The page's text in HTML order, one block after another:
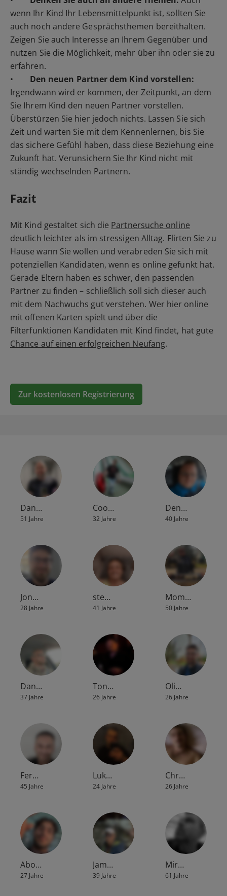
wenn Ihr Kind Ihr Lebensmittelpunkt ist, sollten Sie
auch noch andere Gesprächsthemen bereithalten.
Zeigen Sie auch Interesse an Ihrem Gegenüber und
nutzen Sie die Möglichkeit, mehr über ihn oder sie zu
erfahren.
• Den neuen Partner dem Kind vorstellen:
Irgendwann wird er kommen, der Zeitpunkt, an dem
Sie Ihrem Kind den neuen Partner vorstellen.
Überstürzen Sie hier jedoch nichts. Lassen Sie sich
Zeit und warten Sie mit dem Kennenlernen, bis Sie
das sichere Gefühl haben, dass diese Beziehung eine
Zukunft hat. Verunsichern Sie Ihr Kind nicht mit
ständig wechselnden Partnern.
Fazit
Mit Kind gestaltet sich die Partnersuche online
deutlich leichter als im stressigen Alltag. Flirten Sie zu
Hause wann Sie wollen und verabreden Sie sich mit
potenziellen Kandidaten, wenn es online gefunkt hat.
Gerade Eltern haben es schwer, den passenden
Partner zu finden – schließlich soll sich dieser auch
mit dem Nachwuchs gut verstehen. Wer hier online
mit offenen Karten spielt und über die
Filterfunktionen Kandidaten mit Kind findet, hat gute
Chance auf einen erfolgreichen Neufang.
Zur kostenlosen Registrierung
Dan…
51 Jahre
Coo…
32 Jahre
Den…
40 Jahre
Jon…
28 Jahre
ste…
41 Jahre
Mom…
50 Jahre
Dan…
37 Jahre
Ton…
26 Jahre
Oli…
26 Jahre
Fer…
45 Jahre
Luk…
24 Jahre
Chr…
26 Jahre
Abo…
27 Jahre
Jam…
39 Jahre
Mir…
61 Jahre